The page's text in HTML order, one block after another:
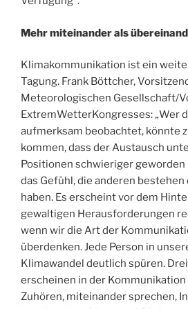
Mehr miteinander als
Klimakommunikation ist ein
Tagung. Frank Böttcher,
Meteorologischen Gesellschaft/
ExtremWetterKongresses: „Wer
aufmerksam beobachtet, könnte
kommen, dass der Austausch
Positionen schwieriger
das Gefühl, die anderen bestehen
haben. Es erscheint vor dem
gewaltigen Herausforderungen
wenn wir die Art der
überdenken. Jede Person in
Klimawandel deutlich spüren.
erscheinen in der Kommunikation
Zuhören, miteinander sprechen,